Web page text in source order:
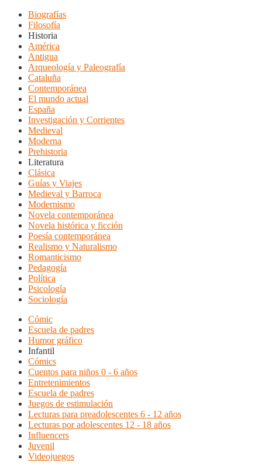
Biografías
Filosofía
Historia
América
Antigua
Arqueología y Paleografía
Cataluña
Contemporánea
El mundo actual
España
Investigación y Corrientes
Medieval
Moderna
Prehistoria
Literatura
Clásica
Guías y Viajes
Medieval y Barroca
Modernismo
Novela contemporánea
Novela histórica y ficción
Poesía contemporánea
Realismo y Naturalismo
Romanticismo
Pedagogía
Política
Psicología
Sociología
Cómic
Escuela de padres
Humor gráfico
Infantil
Cómics
Cuentos para niños 0 - 6 años
Entretenimientos
Escuela de padres
Juegos de estimulación
Lecturas para preadolescentes 6 - 12 años
Lecturas por adolescentes 12 - 18 años
Influencers
Juvenil
Videojuegos